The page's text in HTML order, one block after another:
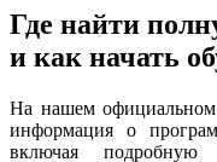
Где найти
и как начать
На нашем официальном
информация о
включая